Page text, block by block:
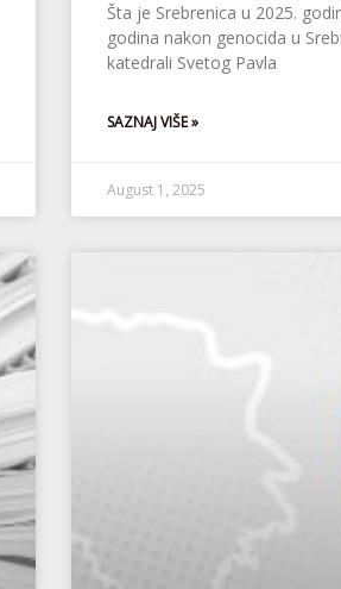
Šta je Srebrenica u 2025.
godina nakon genocida u
katedrali Svetog Pavla
SAZNAJ VIŠE »
August 1, 2025